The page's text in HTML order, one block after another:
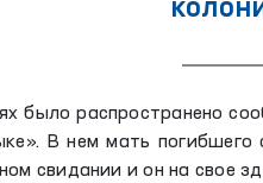
было распространено
В нем мать погибшего
свидании и он на свое